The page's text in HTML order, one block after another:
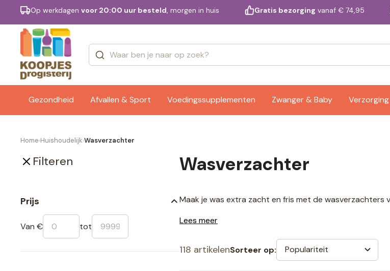
Op werkdagen voor 20:00 uur besteld, morgen in huis Gratis bezorging vanaf € 74,95
Gezondheid Afvallen & Sport Voedingssupplementen Zwanger & Baby Verzorging
Merken
Home›Huishoudelijk›Wasverzachter
Filteren
Prijs
Van € tot
Wasverzachter
Maak je was extra zacht en fris met de
Lees meer
118 artikelenSorteer op: Populariteit